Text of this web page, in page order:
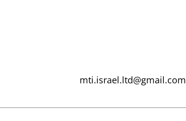
mti.israel.ltd@gmail.com